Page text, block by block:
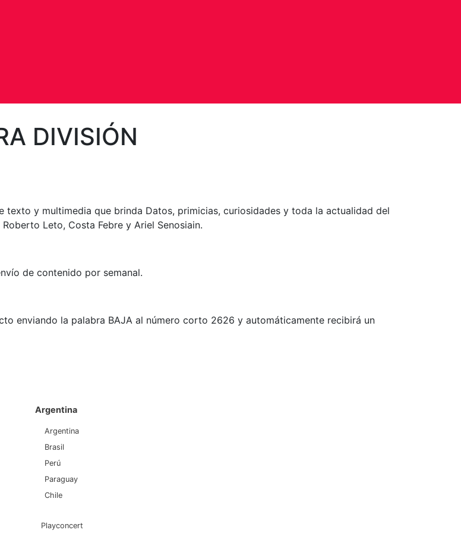
DIVISIÓN
texto y multimedia que brinda Datos, primicias, curiosidades y toda la actualidad del
Leto, Costa Febre y Ariel Senosiain.
de contenido por semanal.
enviando la palabra BAJA al número corto 2626 y automáticamente recibirá un
Argentina
Argentina
Brasil
Perú
Paraguay
Chile
Playconcert